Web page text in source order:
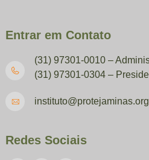
Entrar em Contato
(31) 97301-0010 –
(31) 97301-0304 –
Redes Sociais